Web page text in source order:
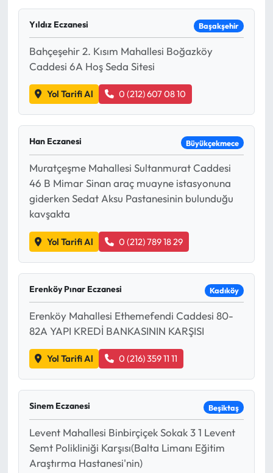
Yıldız Eczanesi Başakşehir
Bahçeşehir 2. Kısım Mahallesi Boğazköy
Caddesi 6A Hoş Seda Sitesi
Yol Tarifi Al 0 (212) 607 08 10
Han Eczanesi Büyükçekmece
Muratçeşme Mahallesi Sultanmurat Caddesi
46 B Mimar Sinan araç muayne istasyonuna
giderken Sedat Aksu Pastanesinin bulunduğu
kavşakta
Yol Tarifi Al 0 (212) 789 18 29
Erenköy Pınar Eczanesi Kadıköy
Erenköy Mahallesi Ethemefendi Caddesi 80-
82A YAPI KREDİ BANKASININ KARŞISI
Yol Tarifi Al 0 (216) 359 11 11
Sinem Eczanesi Beşiktaş
Levent Mahallesi Binbirçiçek Sokak 3 1 Levent
Semt Polikliniği Karşısı(Balta Limanı Eğitim
Araştırma Hastanesi'nin)